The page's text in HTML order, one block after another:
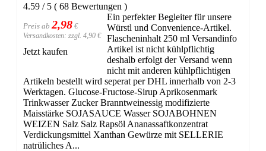
4.59 / 5 ( 68 Bewertungen )
Preis ab 2,98 €
Versandkosten: zzgl. 4,90 €
Jetzt kaufen
Ein perfekter Begleiter für unsere
Würstl und Convenience-Artikel.
Flascheninhalt 250 ml Versandinfo
Artikel ist nicht kühlpflichtig
deshalb erfolgt der Versand wenn
nicht mit anderen kühlpflichtigen
Artikeln bestellt wird seperat per DHL innerhalb von 2-3
Werktagen. Glucose-Fructose-Sirup Aprikosenmark
Trinkwasser Zucker Branntweinessig modifizierte
Maisstärke SOJASAUCE Wasser SOJABOHNEN
WEIZEN Salz Salz Rapsöl Ananassaftkonzentrat
Verdickungsmittel Xanthan Gewürze mit SELLERIE
natrüliches A...